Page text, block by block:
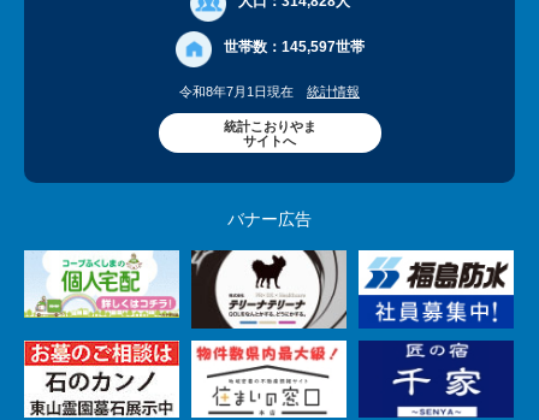
世帯数： 145,597世帯
令和8年7月1日現在 統計情報
統計こおりやま
サイトへ
バナー広告